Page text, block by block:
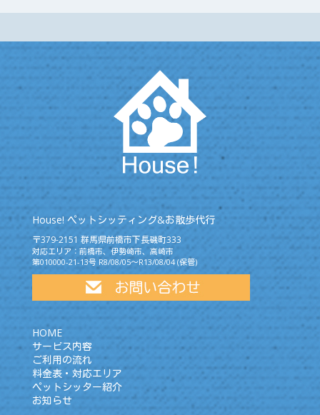
House! ペットシッティング&お散歩代行
〒379-2151 群馬県前橋市下長磯町333
対応エリア：前橋市、伊勢崎市、高崎市
第010000-21-13号 R8/08/05～R13/08/04 (保管)
HOME
サービス内容
ご利用の流れ
料金表・対応エリア
ペットシッター紹介
お知らせ